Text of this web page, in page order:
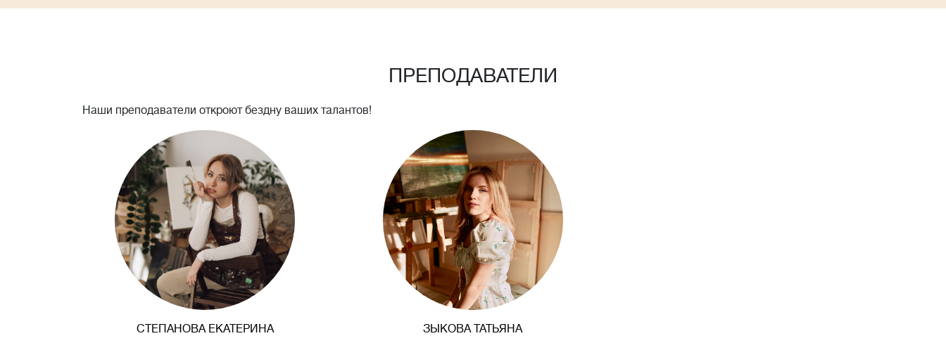
ПРЕПОДАВАТЕЛИ
Наши преподаватели откроют бездну ваших талантов!
СТЕПАНОВА ЕКАТЕРИНА ЗЫКОВА ТАТЬЯНА